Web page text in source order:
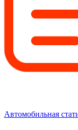
Автомобильная